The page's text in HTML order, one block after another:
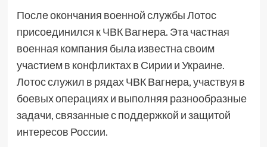
После окончания военной службы Лотос
присоединился к ЧВК Вагнера. Эта частная
военная компания была известна своим
участием в конфликтах в Сирии и Украине.
Лотос служил в рядах ЧВК Вагнера, участвуя в
боевых операциях и выполняя разнообразные
задачи, связанные с поддержкой и защитой
интересов России.